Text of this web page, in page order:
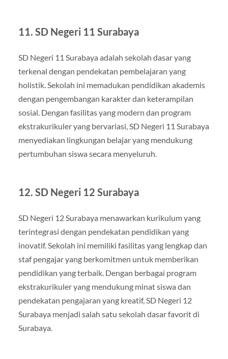
11. SD Negeri 11 Surabaya
SD Negeri 11 Surabaya adalah sekolah dasar yang
terkenal dengan pendekatan pembelajaran yang
holistik. Sekolah ini memadukan pendidikan akademis
dengan pengembangan karakter dan keterampilan
sosial. Dengan fasilitas yang modern dan program
ekstrakurikuler yang bervariasi, SD Negeri 11 Surabaya
menyediakan lingkungan belajar yang mendukung
pertumbuhan siswa secara menyeluruh.
12. SD Negeri 12 Surabaya
SD Negeri 12 Surabaya menawarkan kurikulum yang
terintegrasi dengan pendekatan pendidikan yang
inovatif. Sekolah ini memiliki fasilitas yang lengkap dan
staf pengajar yang berkomitmen untuk memberikan
pendidikan yang terbaik. Dengan berbagai program
ekstrakurikuler yang mendukung minat siswa dan
pendekatan pengajaran yang kreatif, SD Negeri 12
Surabaya menjadi salah satu sekolah dasar favorit di
Surabaya.